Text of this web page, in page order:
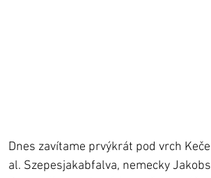
Dnes zavítame prvýkrát pod vrch
al. Szepesjakabfalva, nemecky